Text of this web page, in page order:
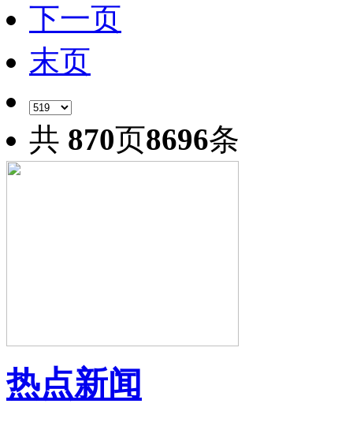
下一页
末页
共 870页8696条
热点新闻